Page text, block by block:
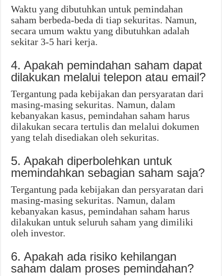
Waktu yang dibutuhkan untuk pemindahan
saham berbeda-beda di tiap sekuritas. Namun,
secara umum waktu yang dibutuhkan adalah
sekitar 3-5 hari kerja.
4. Apakah pemindahan saham dapat
dilakukan melalui telepon atau email?
Tergantung pada kebijakan dan persyaratan dari
masing-masing sekuritas. Namun, dalam
kebanyakan kasus, pemindahan saham harus
dilakukan secara tertulis dan melalui dokumen
yang telah disediakan oleh sekuritas.
5. Apakah diperbolehkan untuk
memindahkan sebagian saham saja?
Tergantung pada kebijakan dan persyaratan dari
masing-masing sekuritas. Namun, dalam
kebanyakan kasus, pemindahan saham harus
dilakukan untuk seluruh saham yang dimiliki
oleh investor.
6. Apakah ada risiko kehilangan
saham dalam proses pemindahan?